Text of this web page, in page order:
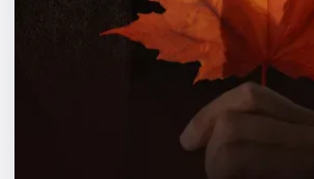
Артисты